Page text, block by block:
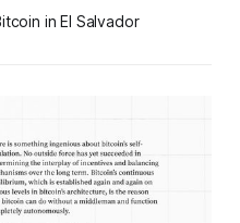
in El Salvador